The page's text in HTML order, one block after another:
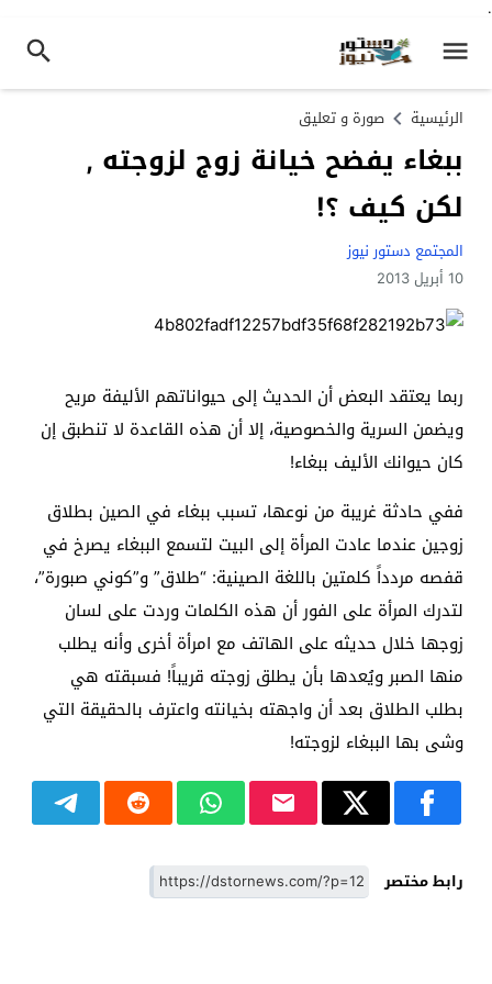
.
الرئيسية صورة و تعليق
ببغاء يفضح خيانة زوج لزوجته ,
لكن كيف ؟!
المجتمع دستور نيوز
10 أبريل 2013
ربما يعتقد البعض أن الحديث إلى حيواناتهم الأليفة مريح
ويضمن السرية والخصوصية، إلا أن هذه القاعدة لا تنطبق إن
كان حيوانك الأليف ببغاء!
ففي حادثة غريبة من نوعها، تسبب ببغاء في الصين بطلاق
زوجين عندما عادت المرأة إلى البيت لتسمع الببغاء يصرخ في
قفصه مردداً كلمتين باللغة الصينية: “طلاق” و”كوني صبورة”،
لتدرك المرأة على الفور أن هذه الكلمات وردت على لسان
زوجها خلال حديثه على الهاتف مع امرأة أخرى وأنه يطلب
منها الصبر ويُعدها بأن يطلق زوجته قريباً! فسبقته هي
بطلب الطلاق بعد أن واجهته بخيانته واعترف بالحقيقة التي
وشى بها الببغاء لزوجته!
رابط مختصر